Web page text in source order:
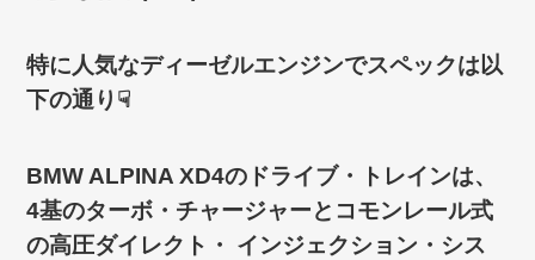
特に人気なディーゼルエンジンでスペックは以
下の通り☟
BMW ALPINA XD4のドライブ・トレインは、
4基のターボ・チャージャーとコモンレール式
の高圧ダイレクト・ インジェクション・シス